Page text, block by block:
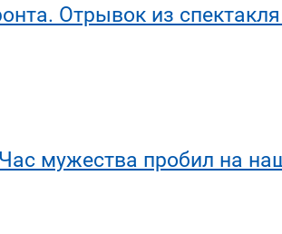
Отрывок из
мужества пробил на